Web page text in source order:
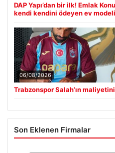
DAP Yapı’dan bir ilk! Emlak
kendi kendini ödeyen ev modeli
06/08/2026
Trabzonspor Salah’ın
Son Eklenen Firmalar